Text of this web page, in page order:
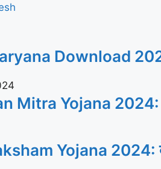
Download 2024:
Mitra Yojana 2024:
Yojana 2024: